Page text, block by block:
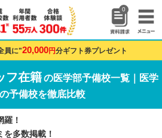
0
員に"20,000円分ギフト券プレゼント
フ在籍 の医学部予備校一覧｜医学
予備校を徹底比較
羅！
多数掲載！